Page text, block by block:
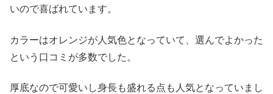
いので喜ばれています。
カラーはオレンジが人気色となっていて、選んでよかった
という口コミが多数でした。
厚底なので可愛いし身長も盛れる点も人気となっていまし